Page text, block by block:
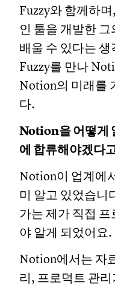
Fuzzy와 함께하
인 툴을 개발한
배울 수 있다는
Fuzzy를 만나
Notion의 미래를
다.
Notion을 어떻게
에 합류해야겠다
Notion이 업계에
미 알고 있었습니
가는 제가 직접
야 알게 되었어요.
Notion에서는 자
리, 프로덕트 관